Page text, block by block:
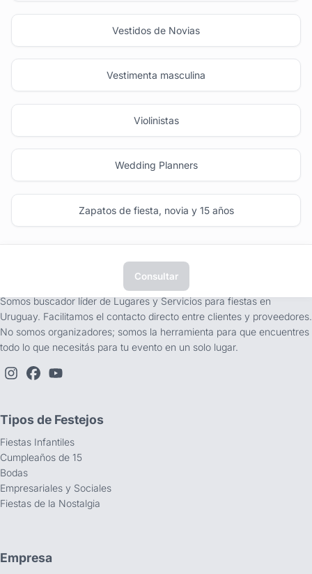
Vestidos de Novias
Vestimenta masculina
Violinistas
Wedding Planners
Zapatos de fiesta, novia y 15 años
Consultar
Somos buscador líder de Lugares y Servicios para fiestas en
Uruguay. Facilitamos el contacto directo entre clientes y proveedores.
No somos organizadores; somos la herramienta para que encuentres
todo lo que necesitás para tu evento en un solo lugar.
Tipos de Festejos
Fiestas Infantiles
Cumpleaños de 15
Bodas
Empresariales y Sociales
Fiestas de la Nostalgia
Empresa